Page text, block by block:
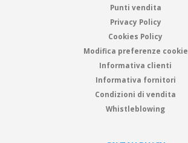
Punti vendita
Privacy Policy
Cookies Policy
Modifica preferenze cookie
Informativa clienti
Informativa fornitori
Condizioni di vendita
Whistleblowing